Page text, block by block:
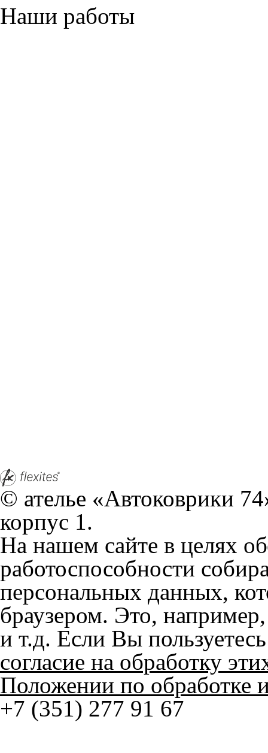
Наши работы
персональных данных,
браузером. Это,
и т.д. Если Вы
согласие на обработку
Положении по обработке
+7 (351) 277 91 67